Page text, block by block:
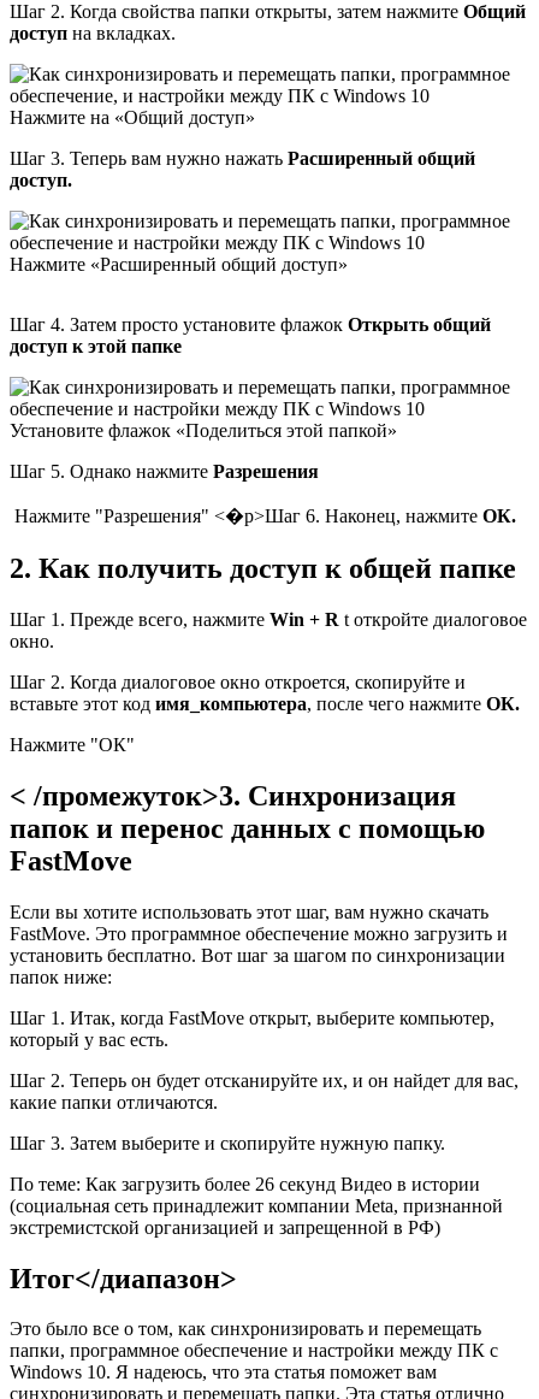
Шаг 2. Когда свойства папки открыты, затем нажмите Общий
доступ на вкладках.
Нажмите на «Общий доступ»
Шаг 3. Теперь вам нужно нажать Расширенный общий
доступ.
Нажмите «Расширенный общий доступ»
Шаг 4. Затем просто установите флажок Открыть общий
доступ к этой папке
Установите флажок «Поделиться этой папкой»
Шаг 5. Однако нажмите Разрешения
Нажмите "Разрешения" <�р>Шаг 6. Наконец, нажмите ОК.
2. Как получить доступ к общей папке
Шаг 1. Прежде всего, нажмите Win + R t откройте диалоговое
окно.
Шаг 2. Когда диалоговое окно откроется, скопируйте и
вставьте этот код имя_компьютера, после чего нажмите ОК.
Нажмите "ОК"
< /промежуток>3. Синхронизация
папок и перенос данных с помощью
FastMove
Если вы хотите использовать этот шаг, вам нужно скачать
FastMove. Это программное обеспечение можно загрузить и
установить бесплатно. Вот шаг за шагом по синхронизации
папок ниже:
Шаг 1. Итак, когда FastMove открыт, выберите компьютер,
который у вас есть.
Шаг 2. Теперь он будет отсканируйте их, и он найдет для вас,
какие папки отличаются.
Шаг 3. Затем выберите и скопируйте нужную папку.
По теме: Как загрузить более 26 секунд Видео в истории
(социальная сеть принадлежит компании Meta, признанной
экстремистской организацией и запрещенной в РФ)
Итог</диапазон>
Это было все о том, как синхронизировать и перемещать
папки, программное обеспечение и настройки между ПК с
Windows 10. Я надеюсь, что эта статья поможет вам
синхронизировать и перемещать папки. Эта статья отлично